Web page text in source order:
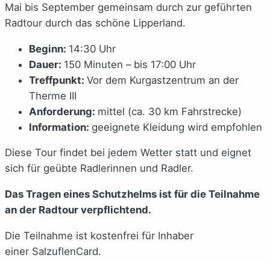
Mai bis September gemeinsam durch zur geführten
Radtour durch das schöne Lipperland.
Beginn: 14:30 Uhr
Dauer: 150 Minuten – bis 17:00 Uhr
Treffpunkt: Vor dem Kurgastzentrum an der
Therme III
Anforderung: mittel (ca. 30 km Fahrstrecke)
Information: geeignete Kleidung wird empfohlen
Diese Tour findet bei jedem Wetter statt und eignet
sich für geübte Radlerinnen und Radler.
Das Tragen eines Schutzhelms ist für die Teilnahme
an der Radtour verpflichtend.
Die Teilnahme ist kostenfrei für Inhaber
einer SalzuflenCard.